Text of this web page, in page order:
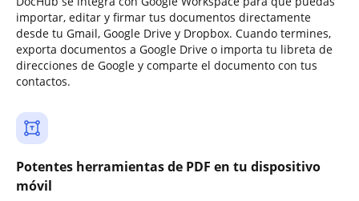
importar, editar y firmar tus documentos directamente
desde tu Gmail, Google Drive y Dropbox. Cuando termines,
exporta documentos a Google Drive o importa tu libreta de
direcciones de Google y comparte el documento con tus
contactos.
Potentes herramientas de PDF en tu dispositivo
móvil